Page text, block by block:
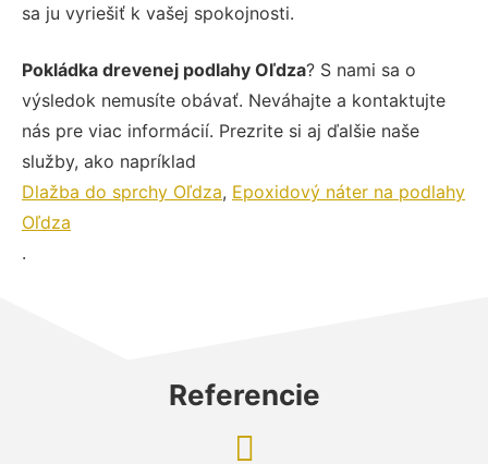
sa ju vyriešiť k vašej spokojnosti.
Pokládka drevenej podlahy Oľdza? S nami sa o
výsledok nemusíte obávať. Neváhajte a kontaktujte
nás pre viac informácií. Prezrite si aj ďalšie naše
služby, ako napríklad
Dlažba do sprchy Oľdza, Epoxidový náter na podlahy
Oľdza
.
Referencie